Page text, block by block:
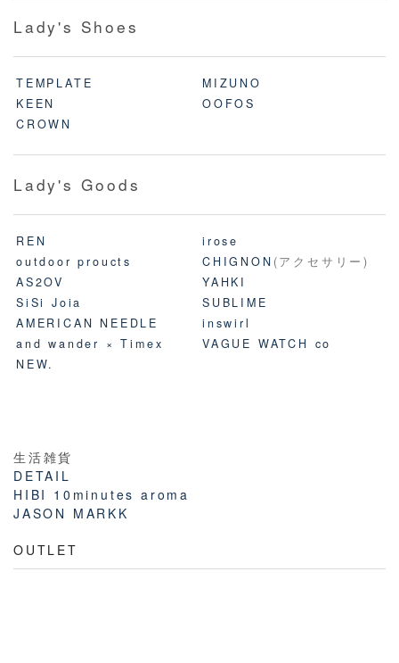
Lady's Shoes
TEMPLATE
MIZUNO
KEEN
OOFOS
CROWN
Lady's Goods
REN
irose
outdoor proucts
CHIGNON (アクセサリー)
AS2OV
YAHKI
SiSi Joia
SUBLIME
AMERICAN NEEDLE
inswirl
and wander × Timex
VAGUE WATCH co
NEW.
生活雑貨
DETAIL
HIBI 10minutes aroma
JASON MARKK
OUTLET